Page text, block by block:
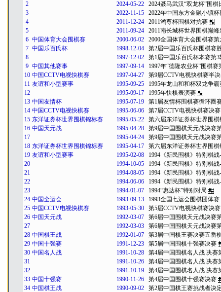
2
2024-05-22
2024聂马武汉“双龙杯”围棋
3
2022-11-15
2022年中国东方金融小镇
4
2011-12-24
2011鸿尊杯围棋对抗赛
5
2011-09-24
2011南长城杯世界围棋巅峰
6 中国体育大会围棋赛 2000-06-02
2000全国体育大会围棋赛第
7 中国乐百氏杯 1998-12-04
第2届中国乐百氏杯围棋赛
8
1997-12-02
第1届中国乐百氏杯本赛第3
9 中国其他赛事 1997-09-14
1997年“德隆农业杯”围棋赛
10 中国CCTV电视快棋赛 1997-04-27
第9届CCTV电视快棋赛半
11 友谊和小型赛事 1995-09-25
1995年龙山和和杯双龙争
12
1995-09-17
1995年快棋表演赛
13 中国友情杯 1995-07-19
第1届友情杯围棋赛循环圈
14 中国CCTV电视快棋赛 1995-06-06
第7届CCTV电视快棋赛决赛
15 东洋证券杯世界围棋锦标赛 1995-05-22
第六届东洋证券杯世界围
16 中国天元战 1995-04-28
第9届中国围棋天元战决赛
17
1995-04-24
第9届中国围棋天元战决赛
18 东洋证券杯世界围棋锦标赛 1995-04-17
第六届东洋证券杯世界围
19 友谊和小型赛事 1995-02-08
1994《新民围棋》特别棋
20
1994-10-05
1994《新民围棋》特别棋
21
1994-08-05
1994《新民围棋》特别棋
22
1994-06-06
1994《新民围棋》特别棋
23
1994-01-07
1994“惠达杯”特别对局
24 中国全运会 1993-09-13
1993全国七运会围棋团体赛
25 中国CCTV电视快棋赛 1993-05-30
第5届CCTV电视快棋赛决赛
26 中国天元战 1992-03-07
第6届中国围棋天元战决赛
27
1992-03-03
第6届中国围棋天元战决赛
28 中国棋王战 1992-01-07
第3届中国棋王赛决赛五番
29 中国十强赛 1991-12-23
第5届中国围棋十强赛决赛
30 中国名人战 1991-10-28
第4届中国围棋名人战 决赛
31
1991-10-26
第4届中国围棋名人战 决赛
32
1991-10-19
第4届中国围棋名人战 决赛
33 中国十强赛 1990-11-26
第4届中国围棋十强赛决赛
34 中国棋王战 1990-09-02 第2届中国棋王赛挑战者决